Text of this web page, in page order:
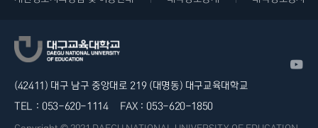
(42411) 대구 남구 중앙대로 219 (대명동) 대구교육대학교
TEL : 053-620-1114 FAX : 053-620-1850